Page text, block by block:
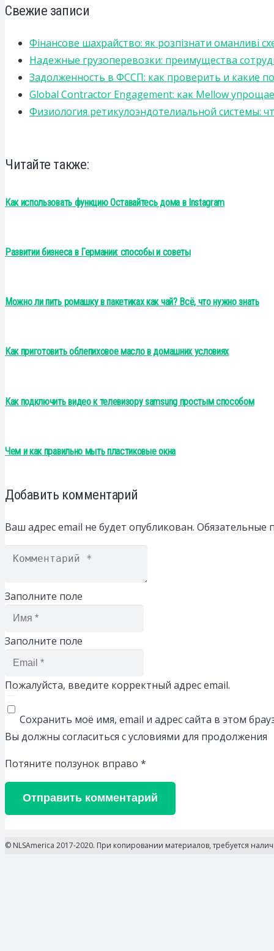
Свежие записи
Фінансове шахрайство: як розпізнати оманливі
Надежные грузоперевозки: преимущества
Задолженность в ФССП: как проверить и какие
Global Contractor Engagement: как Mellow
Физиология ретикулоэндотелиальной системы:
Читайте также:
Как использовать функцию Оставайтесь дома в Instagram
Развитии бизнеса в Германии: способы и советы
Можно ли пить ромашку в пакетиках как чай? Всё, что нужно знать
Как приготовить облепиховое масло в домашних условиях
Как подключить видео к телевизору samsung простым способом
Чем и как правильно мыть пластиковые окна
Добавить комментарий
Ваш адрес email не будет опубликован. Обязательные
Заполните поле
Заполните поле
Пожалуйста, введите корректный адрес email.
Сохранить моё имя, email и адрес сайта в этом
Вы должны согласиться с условиями для продолжения
Потяните ползунок вправо *
Отправить комментарий
© NLSAmerica 2017-2020. При копировании материалов, требуется